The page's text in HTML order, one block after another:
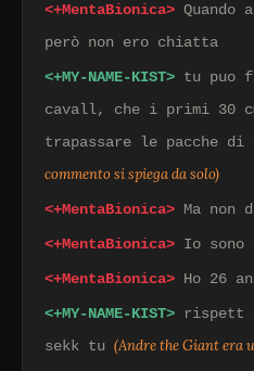
<+MentaBionica> Quando
però non ero chiatta
<+MY-NAME-KIST> tu puo
cavall, che i primi 30
trapassare le pacche di
commento si spiega da solo)
<+MentaBionica> Ma non
<+MentaBionica> Io sono
<+MentaBionica> Ho 26
<+MY-NAME-KIST> rispett
sekk tu (Andre the Giant era